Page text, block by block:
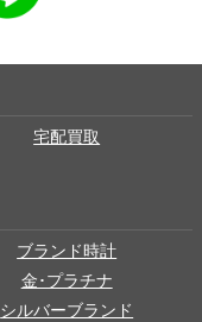
宅配買取
ブランド時計
金･プラチナ
シルバーブランド